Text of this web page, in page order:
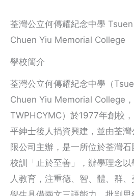
荃灣公立何傳耀紀念中學
Chuen Yiu Memorial College
學校簡介
荃灣公立何傳耀紀念中學（
Chuen Yiu Memorial College
TWPHCYMC）於1977年創校
平紳士後人捐資興建，並由荃
限公司主辦，是一所位於荃灣石
校訓「止於至善」，辦學理念
人教育，注重德、智、體、群